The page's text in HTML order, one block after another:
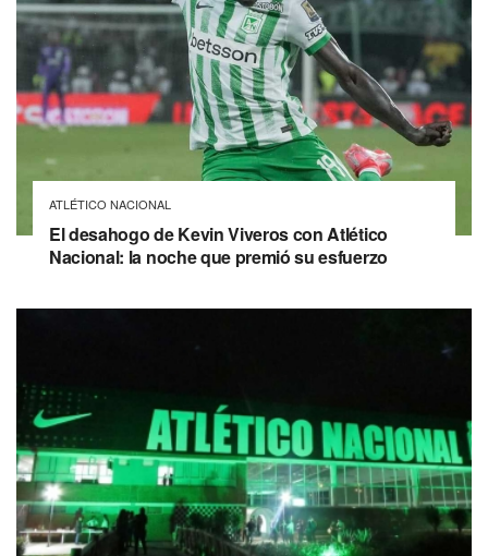
ATLÉTICO NACIONAL
El desahogo de Kevin Viveros con Atlético
Nacional: la noche que premió su esfuerzo